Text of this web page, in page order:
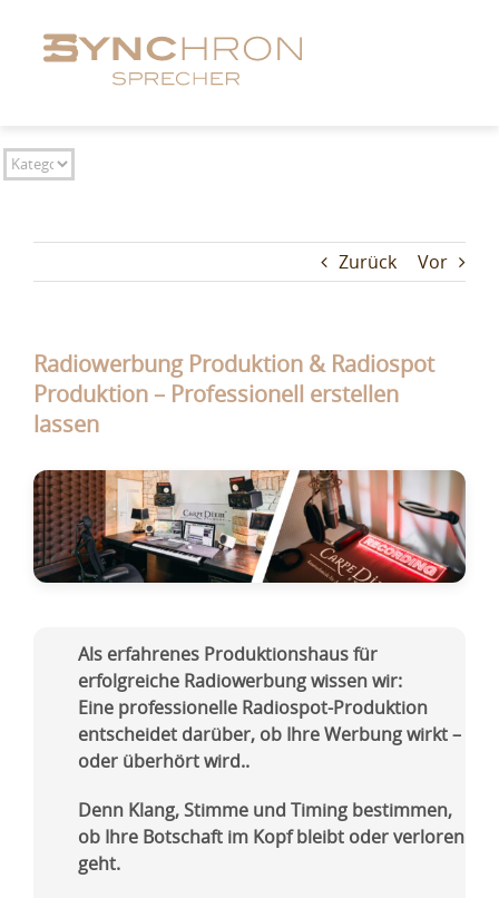
Inhalt
springen
Zurück Vor
Radiowerbung Produktion & Radiospot
Produktion – Professionell erstellen
lassen
Als erfahrenes Produktionshaus für
erfolgreiche Radiowerbung wissen wir:
Eine professionelle Radiospot-Produktion
entscheidet darüber, ob Ihre Werbung wirkt –
oder überhört wird..
Denn Klang, Stimme und Timing bestimmen,
ob Ihre Botschaft im Kopf bleibt oder verloren
geht.